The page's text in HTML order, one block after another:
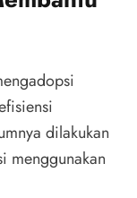
dilakukan
menggunakan